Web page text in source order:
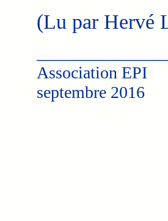
(Lu par Hervé
Association EPI
septembre 2016